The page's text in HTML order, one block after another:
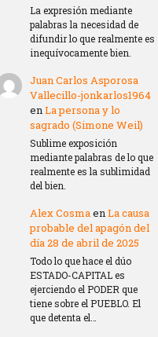
La expresión mediante
palabras la necesidad de
difundir lo que realmente es
inequívocamente bien.
Juan Carlos Asporosa
Vallecillo-jonkarlos1964
enLa persona y lo
sagrado (Simone Weil)
Sublime exposición
mediante palabras de lo que
realmente es la sublimidad
del bien.
Alex CosmaenLa causa
probable del apagón del
día 28 de abril de 2025
Todo lo que hace el dúo
ESTADO-CAPITAL es
ejerciendo el PODER que
tiene sobre el PUEBLO. El
que detenta el…